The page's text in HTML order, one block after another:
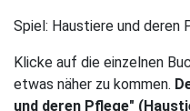
Spiel: Haustiere und deren
Klicke auf die einzelnen
etwas näher zu kommen.
und deren Pflege"